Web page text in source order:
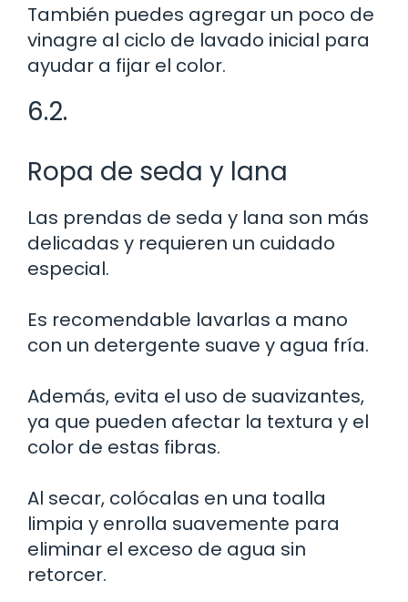
También puedes agregar un poco de
vinagre al ciclo de lavado inicial para
ayudar a fijar el color.
6.2.
Ropa de seda y lana
Las prendas de seda y lana son más
delicadas y requieren un cuidado
especial.
Es recomendable lavarlas a mano
con un detergente suave y agua fría.
Además, evita el uso de suavizantes,
ya que pueden afectar la textura y el
color de estas fibras.
Al secar, colócalas en una toalla
limpia y enrolla suavemente para
eliminar el exceso de agua sin
retorcer.